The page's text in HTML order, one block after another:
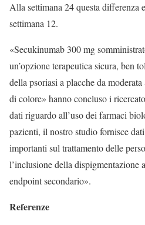
Alla settimana 24 questa differenza
settimana 12.
«Secukinumab 300 mg
un’opzione terapeutica sicura, ben
della psoriasi a placche da
di colore» hanno concluso i
dati riguardo all’uso dei farmaci
pazienti, il nostro studio fornisce
importanti sul trattamento delle
l’inclusione della dispigmentazione
endpoint secondario».
Referenze